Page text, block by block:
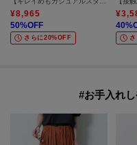
¥8,965
50%OFF
さらに20%OFF
¥
40
#お手入れ